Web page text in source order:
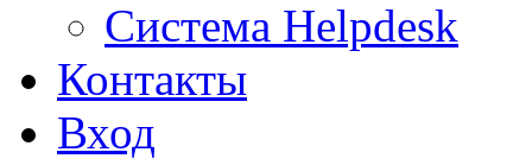
Система Helpdesk
Контакты
Вход